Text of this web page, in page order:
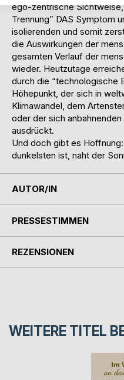
ego-zentrische
Trennung” DAS Symptom
isolierenden und somit
die Auswirkungen der
gesamten Verlauf der
wieder. Heutzutage
durch die “technologische
Höhepunkt, der sich in
Klimawandel, dem
oder der sich
ausdrückt.
Und doch gibt es
dunkelsten ist, naht der
AUTOR/IN
PRESSESTIMMEN
REZENSIONEN
WEITERE TITEL